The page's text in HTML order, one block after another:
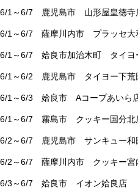
6/1～6/7 鹿児島市 山形屋皇徳寺
6/1～6/7 薩摩川内市 プラッセ大
6/1～6/7 姶良市加治木町 タイヨ
6/1～6/2 鹿児島市 タイヨー下荒
6/1～6/3 姶良市 Aコープあいら
6/1～6/7 霧島市 クッキー国分北
6/2～6/7 鹿児島市 サンキュー和
6/2～6/7 薩摩川内市 クッキー宮
6/3～6/7 姶良市 イオン姶良店